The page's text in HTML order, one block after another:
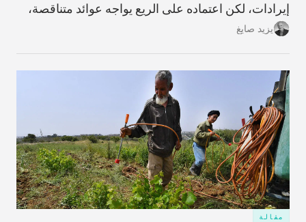
إيرادات، لكن اعتماده على الريع يواجه عوائد متناقصة،
ما يحمّل البلاد تكاليف ضخمة غير قابلة للاسترداد وعوائد
يزيد صايغ
مقالة